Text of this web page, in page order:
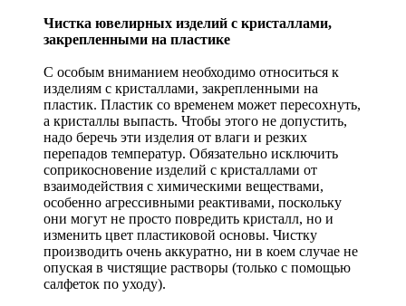
Чистка ювелирных изделий с кристаллами,
закрепленными на пластике
С особым вниманием необходимо относиться к
изделиям с кристаллами, закрепленными на
пластик. Пластик со временем может пересохнуть,
а кристаллы выпасть. Чтобы этого не допустить,
надо беречь эти изделия от влаги и резких
перепадов температур. Обязательно исключить
соприкосновение изделий с кристаллами от
взаимодействия с химическими веществами,
особенно агрессивными реактивами, поскольку
они могут не просто повредить кристалл, но и
изменить цвет пластиковой основы. Чистку
производить очень аккуратно, ни в коем случае не
опуская в чистящие растворы (только с помощью
салфеток по уходу).